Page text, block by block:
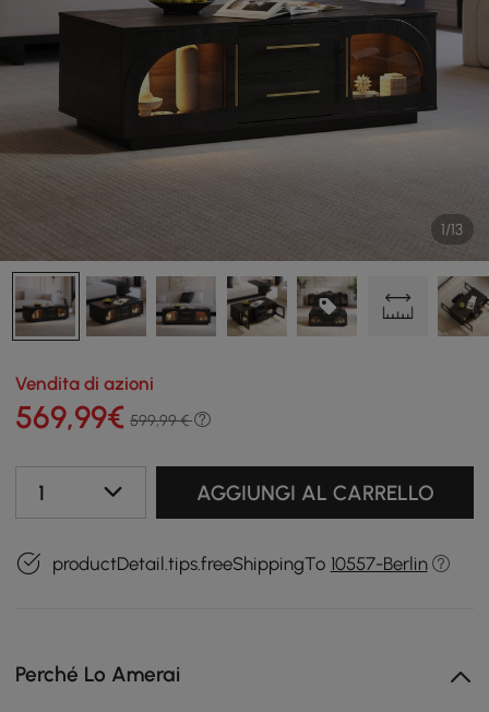
1/13
Vendita di azioni
569,99€ 599,99 €
1 AGGIUNGI AL CARRELLO
productDetail.tips.freeShippingTo 10557-Berlin
Perché Lo Amerai